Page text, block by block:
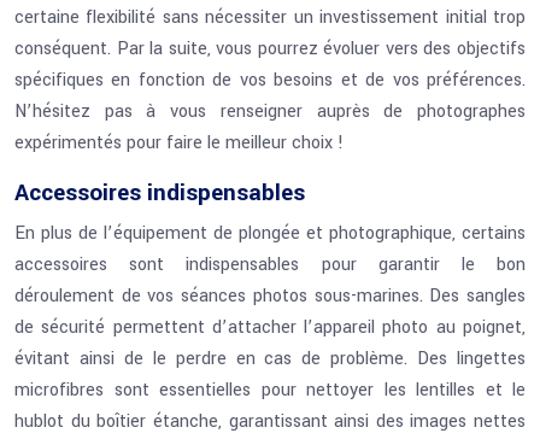
certaine flexibilité sans nécessiter un investissement initial trop
conséquent. Par la suite, vous pourrez évoluer vers des objectifs
spécifiques en fonction de vos besoins et de vos préférences.
N’hésitez pas à vous renseigner auprès de photographes
expérimentés pour faire le meilleur choix !
Accessoires indispensables
En plus de l’équipement de plongée et photographique, certains
accessoires sont indispensables pour garantir le bon
déroulement de vos séances photos sous-marines. Des sangles
de sécurité permettent d’attacher l’appareil photo au poignet,
évitant ainsi de le perdre en cas de problème. Des lingettes
microfibres sont essentielles pour nettoyer les lentilles et le
hublot du boîtier étanche, garantissant ainsi des images nettes